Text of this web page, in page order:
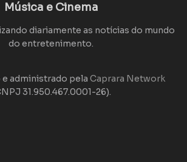
Música e Cinema
diariamente as notícias do mundo
do entretenimento.
administrado pela Caprara Network
31.950.467.0001-26).